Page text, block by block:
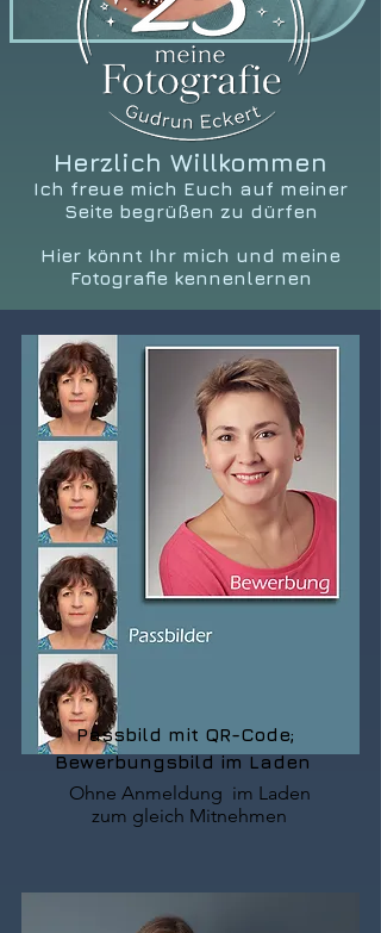
Herzlich Willkommen
Ich freue mich Euch auf meiner
Seite begrüßen zu dürfen
Hier könnt Ihr mich und meine
Fotografie kennenlernen
Passbild mit QR-Code;
Bewerbungsbild im Laden
Ohne Anmeldung im Laden
zum gleich Mitnehmen